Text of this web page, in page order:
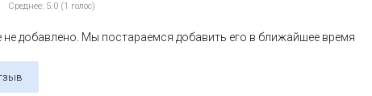
Среднее: 5.0 (1 голос)
не добавлено. Мы постараемся добавить его в ближайшее время